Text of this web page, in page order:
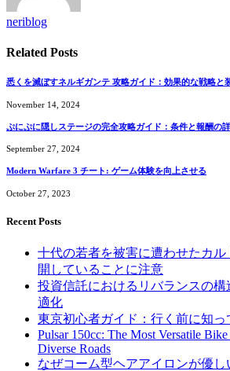
neriblog
Related Posts
悉くを滅ぼすネルギガンテ 攻略ガイド：効果的な戦略と
November 14, 2024
ぷにぷに隠しステージの完全攻略ガイド：条件と報酬の
September 27, 2024
Modern Warfare 3 チート: ゲーム体験を向上させる
October 27, 2023
Recent Posts
十代の若者を被害に遭わせたカ
開していることに注意
投資信託におけるリバランスの
適化
東京初心者ガイド：行く前に知っ
Pulsar 150cc: The Most Versatile Bike
Diverse Roads
なぜコーム型ヘアアイロンが優し